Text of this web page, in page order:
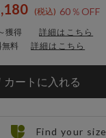
60％OFF
獲得 詳細はこちら
カートに入れる
料 詳細はこちら
Find your size